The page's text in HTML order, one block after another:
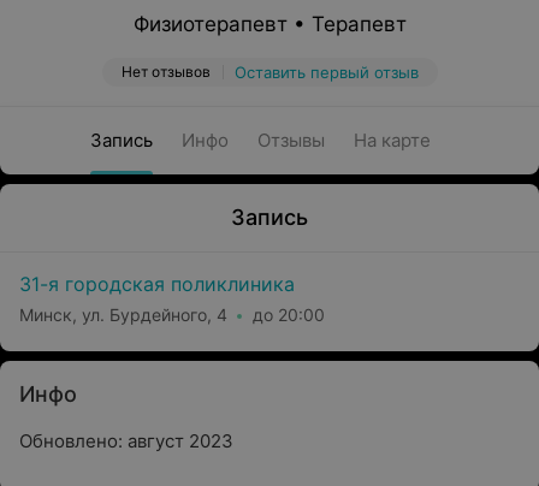
Физиотерапевт • Терапевт
Нет отзывов Оставить первый отзыв
Запись Инфо Отзывы На карте
Запись
31-я городская поликлиника
Минск, ул. Бурдейного, 4 до 20:00
Инфо
Обновлено: август 2023